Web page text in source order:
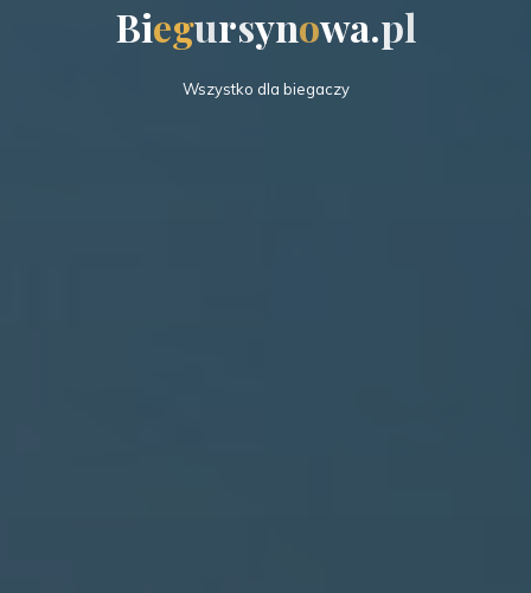
Biegursynowa.pl
Wszystko dla biegaczy